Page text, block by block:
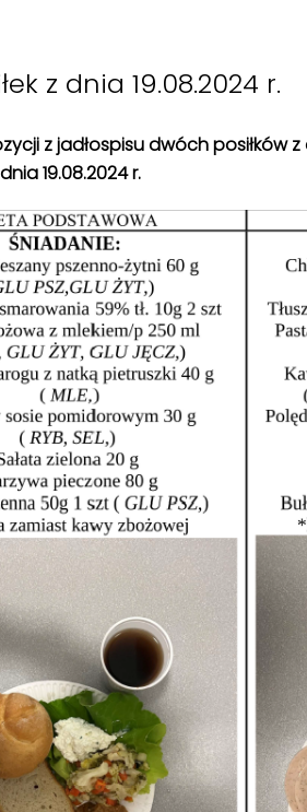
z dnia 19.08.2024 r.
z jadłospisu dwóch posiłków
19.08.2024 r.